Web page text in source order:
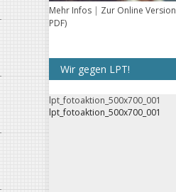
Mehr Infos | Zur Online Version
PDF)
Wir gegen LPT!
lpt_fotoaktion_500x700_001
lpt_fotoaktion_500x700_001